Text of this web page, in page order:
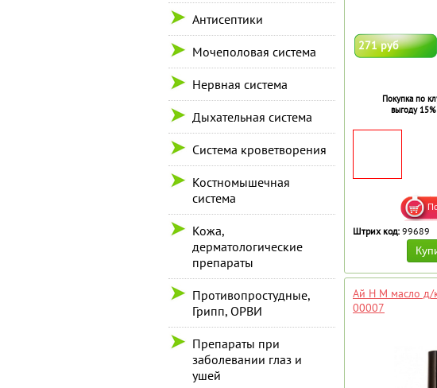
Антисептики
Мочеполовая система
Нервная система
Дыхательная система
Система кроветворения
Костномышечная
система
Кожа,
дерматологические
препараты
Противопростудные,
Грипп, ОРВИ
Препараты при
заболевании глаз и
ушей
271 руб
Покупка по
выгоду
Штрих код: 99689
Ай Н М масло д/
00007